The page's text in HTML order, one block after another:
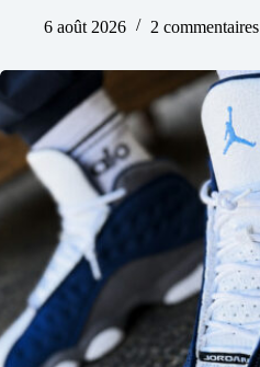
6 août 2026
2 commentaires